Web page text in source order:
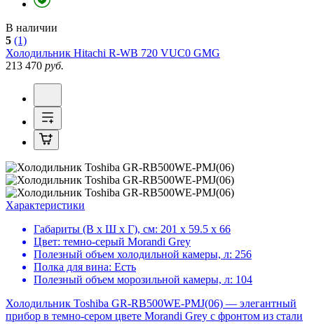
В наличии
5 (1)
Холодильник Hitachi R-WB 720 VUC0 GMG
213 470 руб.
Характеристики
Габариты (В х Ш х Г), см: 201 х 59.5 х 66
Цвет: темно-серый Morandi Grey
Полезный объем холодильной камеры, л: 256
Полка для вина: Есть
Полезный объем морозильной камеры, л: 104
Холодильник Toshiba GR-RB500WE-PMJ(06) — элегантный
прибор в темно-сером цвете Morandi Grey с фронтом из стали